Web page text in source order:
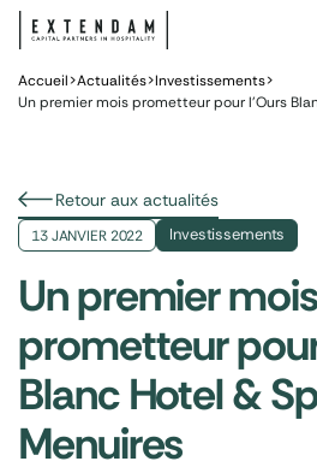
Notre stratégie
Investir
Pourquoi investir dans
Vous êtes
Accueil>Actualités>Investissements>
Un premier mois prometteur pour l’Ours
Retour aux actualités
13 JANVIER 2022 Investissements
Un premier mois
prometteur
Blanc Hotel &
Menuires